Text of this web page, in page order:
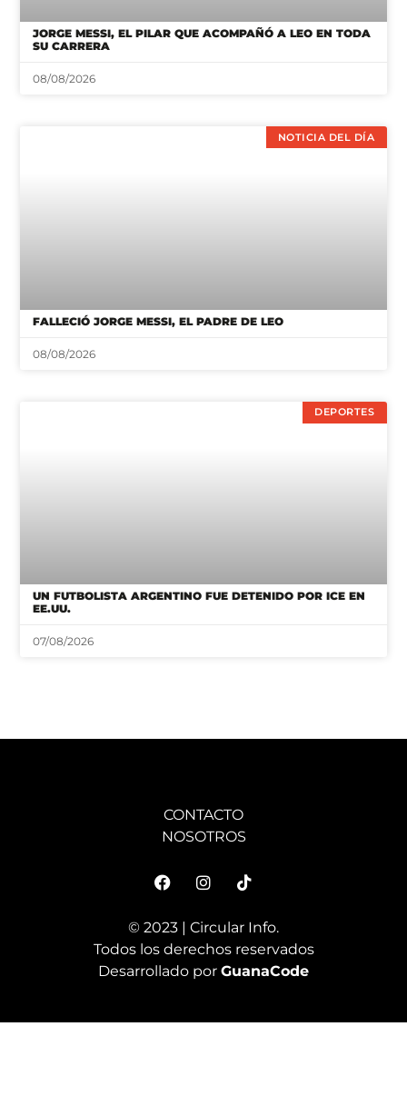
JORGE MESSI, EL PILAR QUE ACOMPAÑÓ A LEO EN TODA
SU CARRERA
08/08/2026
NOTICIA DEL DÍA
FALLECIÓ JORGE MESSI, EL PADRE DE LEO
08/08/2026
DEPORTES
UN FUTBOLISTA ARGENTINO FUE DETENIDO POR ICE EN
EE.UU.
07/08/2026
CONTACTO
NOSOTROS
© 2023 | Circular Info.
Todos los derechos reservados
Desarrollado por GuanaCode